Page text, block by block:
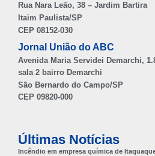
Rua Nara Leão, 38 – Jardim Bartira
Itaim Paulista/SP
CEP 08152-030
Jornal União do ABC
Avenida Maria Servidei Demarchi,
sala 2 bairro Demarchi
São Bernardo do Campo/SP
CEP 09820-000
Últimas Notícias
Incêndio em empresa química de